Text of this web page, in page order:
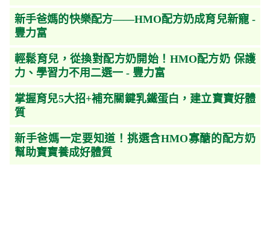
新手爸媽的快樂配方——HMO配方奶成育兒新寵 -
豐力富
輕鬆育兒，從換對配方奶開始！HMO配方奶 保護
力、學習力不用二選一 - 豐力富
掌握育兒5大招+補充關鍵乳鐵蛋白，建立寶寶好體
質
新手爸媽一定要知道！挑選含HMO寡醣的配方奶
幫助寶寶養成好體質